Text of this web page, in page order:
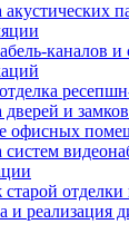
акустических
каналов
дверей и
офисных
систем
отделки
и реализация